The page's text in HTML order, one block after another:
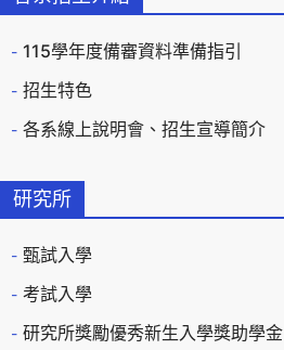
115學年度備審資料準備指引
招生特色
各系線上說明會、招生宣導簡介
研究所
甄試入學
考試入學
研究所獎勵優秀新生入學獎助學金